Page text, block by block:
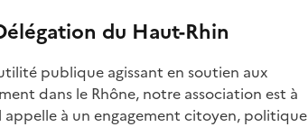
du Haut-Rhin
publique agissant en soutien aux
dans le Rhône, notre association est à
à un engagement citoyen, politique